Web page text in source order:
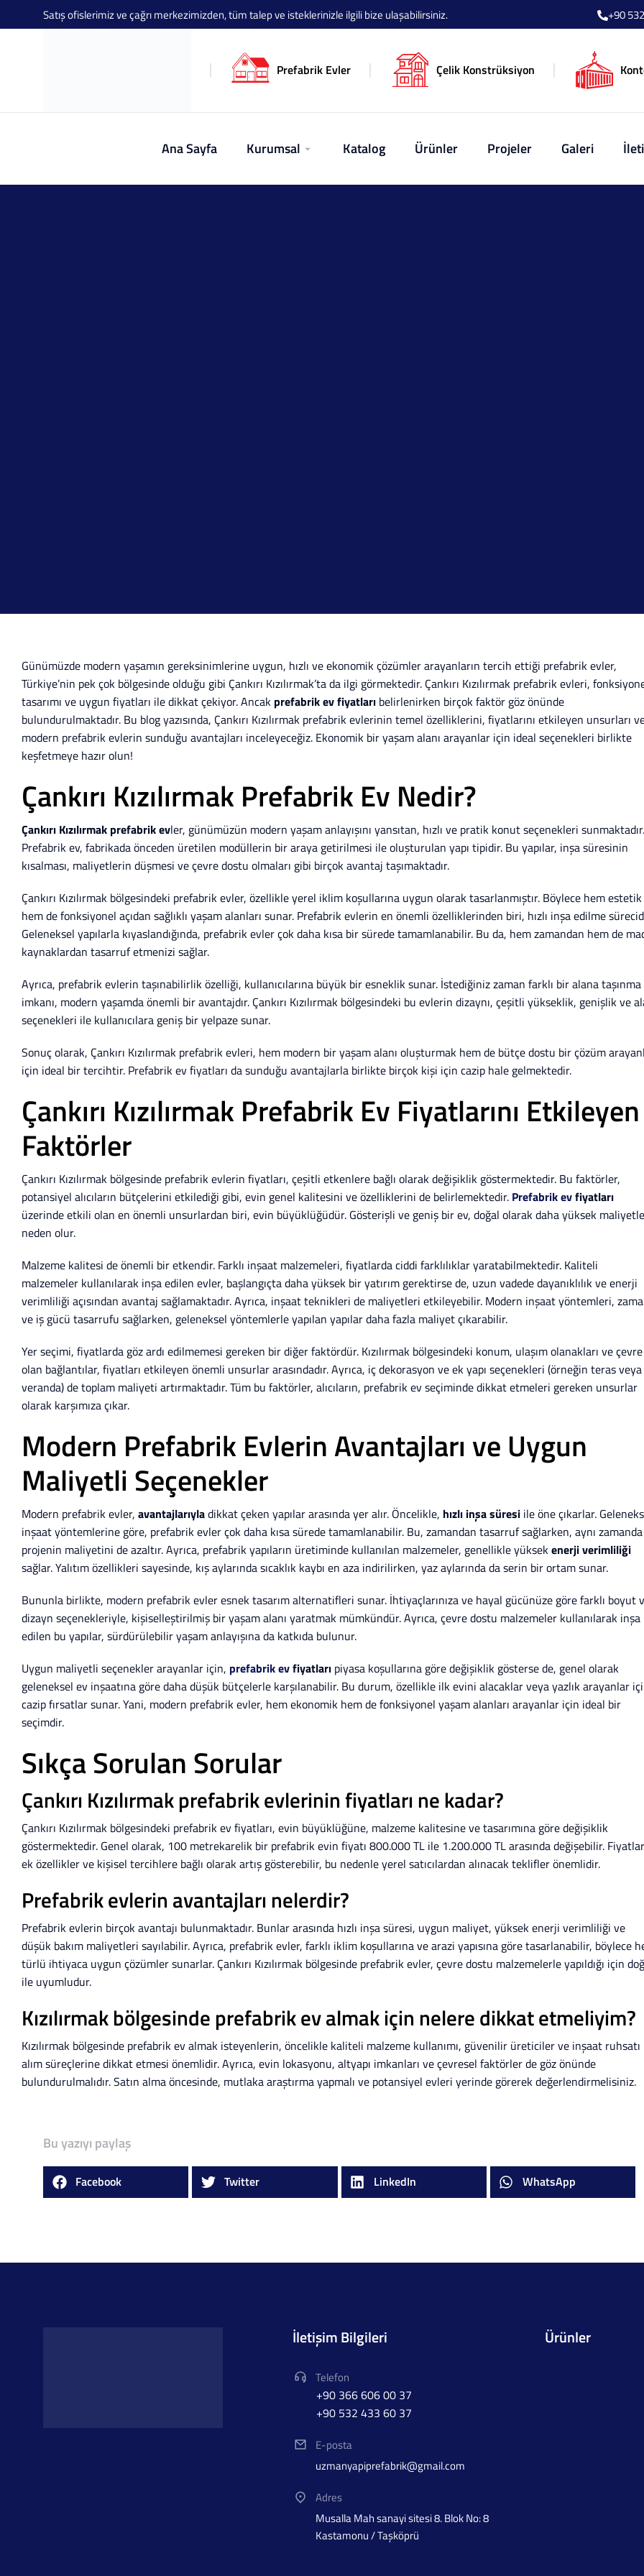
Satış ofislerimiz ve çağrı merkezimizden, tüm talep ve isteklerinizle ilgili bize ulaşabilirsiniz. +90
Prefabrik Evler Çelik Konstrüksiyon
Ana Sayfa Kurumsal Katalog Ürünler Projeler Galeri
Günümüzde modern yaşamın gereksinimlerine uygun, hızlı ve ekonomik çözümler arayanların tercih ettiği prefabrik evler,
Türkiye’nin pek çok bölgesinde olduğu gibi Çankırı Kızılırmak’ta da ilgi görmektedir. Çankırı Kızılırmak prefabrik evleri,
tasarımı ve uygun fiyatları ile dikkat çekiyor. Ancak prefabrik ev fiyatları belirlenirken birçok faktör göz önünde
bulundurulmaktadır. Bu blog yazısında, Çankırı Kızılırmak prefabrik evlerinin temel özelliklerini, fiyatlarını etkileyen unsurları
modern prefabrik evlerin sunduğu avantajları inceleyeceğiz. Ekonomik bir yaşam alanı arayanlar için ideal seçenekleri birlikte
keşfetmeye hazır olun!
Çankırı Kızılırmak Prefabrik Ev Nedir?
Çankırı Kızılırmak prefabrik evler, günümüzün modern yaşam anlayışını yansıtan, hızlı ve pratik konut seçenekleri sunmaktadır.
Prefabrik ev, fabrikada önceden üretilen modüllerin bir araya getirilmesi ile oluşturulan yapı tipidir. Bu yapılar, inşa süresinin
kısalması, maliyetlerin düşmesi ve çevre dostu olmaları gibi birçok avantaj taşımaktadır.
Çankırı Kızılırmak bölgesindeki prefabrik evler, özellikle yerel iklim koşullarına uygun olarak tasarlanmıştır. Böylece hem estetik
hem de fonksiyonel açıdan sağlıklı yaşam alanları sunar. Prefabrik evlerin en önemli özelliklerinden biri, hızlı inşa edilme
Geleneksel yapılarla kıyaslandığında, prefabrik evler çok daha kısa bir sürede tamamlanabilir. Bu da, hem zamandan hem de
kaynaklardan tasarruf etmenizi sağlar.
Ayrıca, prefabrik evlerin taşınabilirlik özelliği, kullanıcılarına büyük bir esneklik sunar. İstediğiniz zaman farklı bir alana taşınma
imkanı, modern yaşamda önemli bir avantajdır. Çankırı Kızılırmak bölgesindeki bu evlerin dizaynı, çeşitli yükseklik, genişlik ve
seçenekleri ile kullanıcılara geniş bir yelpaze sunar.
Sonuç olarak, Çankırı Kızılırmak prefabrik evleri, hem modern bir yaşam alanı oluşturmak hem de bütçe dostu bir çözüm
için ideal bir tercihtir. Prefabrik ev fiyatları da sunduğu avantajlarla birlikte birçok kişi için cazip hale gelmektedir.
Çankırı Kızılırmak Prefabrik Ev Fiyatlarını Etkileyen
Faktörler
Çankırı Kızılırmak bölgesinde prefabrik evlerin fiyatları, çeşitli etkenlere bağlı olarak değişiklik göstermektedir. Bu faktörler,
potansiyel alıcıların bütçelerini etkilediği gibi, evin genel kalitesini ve özelliklerini de belirlemektedir. Prefabrik evfiyatları
üzerinde etkili olan en önemli unsurlardan biri, evin büyüklüğüdür. Gösterişli ve geniş bir ev, doğal olarak daha yüksek
neden olur.
Malzeme kalitesi de önemli bir etkendir. Farklı inşaat malzemeleri, fiyatlarda ciddi farklılıklar yaratabilmektedir. Kaliteli
malzemeler kullanılarak inşa edilen evler, başlangıçta daha yüksek bir yatırım gerektirse de, uzun vadede dayanıklılık ve enerji
verimliliği açısından avantaj sağlamaktadır. Ayrıca, inşaat teknikleri de maliyetleri etkileyebilir. Modern inşaat yöntemleri,
ve iş gücü tasarrufu sağlarken, geleneksel yöntemlerle yapılan yapılar daha fazla maliyet çıkarabilir.
Yer seçimi, fiyatlarda göz ardı edilmemesi gereken bir diğer faktördür. Kızılırmak bölgesindeki konum, ulaşım olanakları ve
olan bağlantılar, fiyatları etkileyen önemli unsurlar arasındadır. Ayrıca, iç dekorasyon ve ek yapı seçenekleri (örneğin teras veya
veranda) de toplam maliyeti artırmaktadır. Tüm bu faktörler, alıcıların, prefabrik ev seçiminde dikkat etmeleri gereken unsurlar
olarak karşımıza çıkar.
Modern Prefabrik Evlerin Avantajları ve Uygun
Maliyetli Seçenekler
Modern prefabrik evler, avantajlarıyladikkat çeken yapılar arasında yer alır. Öncelikle, hızlı inşa süresi ile öne çıkarlar.
inşaat yöntemlerine göre, prefabrik evler çok daha kısa sürede tamamlanabilir. Bu, zamandan tasarruf sağlarken, aynı zamanda
projenin maliyetini de azaltır. Ayrıca, prefabrik yapıların üretiminde kullanılan malzemeler, genellikle yüksekenerji verimliliği
sağlar. Yalıtım özellikleri sayesinde, kış aylarında sıcaklık kaybı en aza indirilirken, yaz aylarında da serin bir ortam sunar.
Bununla birlikte, modern prefabrik evler esnek tasarım alternatifleri sunar. İhtiyaçlarınıza ve hayal gücünüze göre farklı boyut
dizayn seçenekleriyle, kişiselleştirilmiş bir yaşam alanı yaratmak mümkündür. Ayrıca, çevre dostu malzemeler kullanılarak inşa
edilen bu yapılar, sürdürülebilir yaşam anlayışına da katkıda bulunur.
Uygun maliyetli seçenekler arayanlar için, prefabrik evfiyatları piyasa koşullarına göre değişiklik gösterse de, genel olarak
geleneksel ev inşaatına göre daha düşük bütçelerle karşılanabilir. Bu durum, özellikle ilk evini alacaklar veya yazlık arayanlar
cazip fırsatlar sunar. Yani, modern prefabrik evler, hem ekonomik hem de fonksiyonel yaşam alanları arayanlar için ideal bir
seçimdir.
Sıkça Sorulan Sorular
Çankırı Kızılırmak prefabrik evlerinin fiyatları ne kadar?
Çankırı Kızılırmak bölgesindeki prefabrik ev fiyatları, evin büyüklüğüne, malzeme kalitesine ve tasarımına göre değişiklik
göstermektedir. Genel olarak, 100 metrekarelik bir prefabrik evin fiyatı 800.000 TL ile 1.200.000 TL arasında değişebilir.
ek özellikler ve kişisel tercihlere bağlı olarak artış gösterebilir, bu nedenle yerel satıcılardan alınacak teklifler önemlidir.
Prefabrik evlerin avantajları nelerdir?
Prefabrik evlerin birçok avantajı bulunmaktadır. Bunlar arasında hızlı inşa süresi, uygun maliyet, yüksek enerji verimliliği ve
düşük bakım maliyetleri sayılabilir. Ayrıca, prefabrik evler, farklı iklim koşullarına ve arazi yapısına göre tasarlanabilir, böylece
türlü ihtiyaca uygun çözümler sunarlar. Çankırı Kızılırmak bölgesinde prefabrik evler, çevre dostu malzemelerle yapıldığı için
ile uyumludur.
Kızılırmak bölgesinde prefabrik ev almak için nelere dikkat etmeliyim?
Kızılırmak bölgesinde prefabrik ev almak isteyenlerin, öncelikle kaliteli malzeme kullanımı, güvenilir üreticiler ve inşaat ruhsatı
alım süreçlerine dikkat etmesi önemlidir. Ayrıca, evin lokasyonu, altyapı imkanları ve çevresel faktörler de göz önünde
bulundurulmalıdır. Satın alma öncesinde, mutlaka araştırma yapmalı ve potansiyel evleri yerinde görerek değerlendirmelisiniz.
Bu yazıyı paylaş
Facebook Twitter LinkedIn WhatsApp
İletişim Bilgileri
Telefon
+90 366 606 00 37
+90 532 433 60 37
E-posta
uzmanyapiprefabrik@gmail.com
Adres
Musalla Mah sanayi sitesi 8. Blok No: 8
Kastamonu / Taşköprü
Ürünler